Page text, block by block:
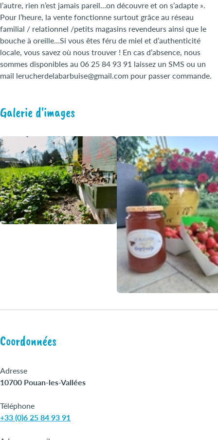
l’autre, rien n’est jamais pareil…on découvre et on s’adapte ».
Pour l’heure, la vente fonctionne surtout grâce au réseau
familial / relationnel /petits magasins revendeurs ainsi que le
bouche à oreille…Si vous êtes féru de miel et d’authenticité
locale, vous savez où nous trouver ! En cas d’absence, nous
sommes disponibles au 06 25 84 93 91 laissez un SMS ou un
mail lerucherdelabarbuise@gmail.com pour passer commande.
Galerie d'images
Coordonnées
Adresse
10700 Pouan-les-Vallées
Téléphone
+33 (0)6 25 84 93 91